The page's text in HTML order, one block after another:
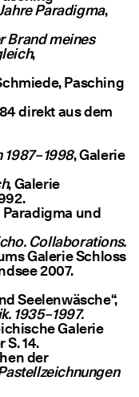
Paradigma,
Brand meines
,
Pasching
direkt aus dem
– 1998, Galerie
, Galerie
Paradigma und
Collaborations.
Galerie Schloss
2007.
Seelenwäsche“,
1935 – 1997.
Galerie
S. 14.
der